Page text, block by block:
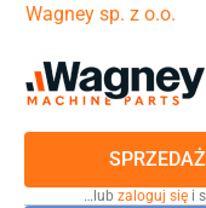
Wagney sp. z o.o.
…lub zaloguj się i